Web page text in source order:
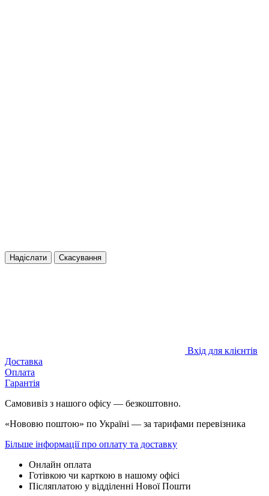
Надіслати Скасування
Вхід для клієнтів
Доставка
Оплата
Гарантія
Самовивіз з нашого офісу — безкоштовно.
«Нововю поштою» по Україні — за тарифами перевізника
Більше інформації про оплату та доставку
Онлайн оплата
Готівкою чи карткою в нашому офісі
Післяплатою у відділенні Нової Пошти